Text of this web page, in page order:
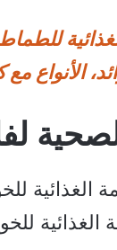
الأنواع
الغذائية